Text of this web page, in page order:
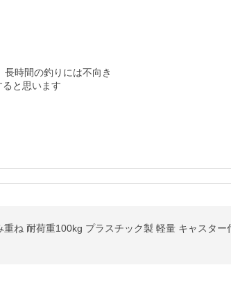
時間の釣りには不向き
と思います
ね 耐荷重100kg プラスチック製 軽量 キャスタ